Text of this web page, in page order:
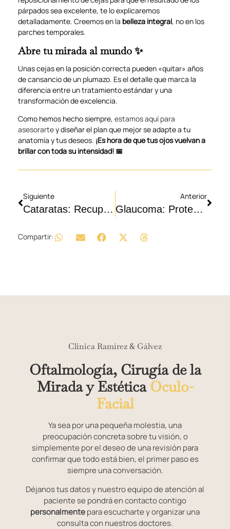
párpados sea excelente, te lo explicaremos
detalladamente. Creemos en la belleza integral, no en los
parches temporales.
Abre tu mirada al mundo ✨
Unas cejas en la posición correcta pueden «quitar» años
de cansancio de un plumazo. Es el detalle que marca la
diferencia entre un tratamiento estándar y una
transformación de excelencia.
Como hemos hecho siempre, estamos aquí para
asesorartey diseñar el plan que mejor se adapte a tu
anatomía y tus deseos. ¡Es hora de que tus ojos vuelvan a
brillar con toda su intensidad! 📅
Siguiente
Cataratas: Recupera la luz y la nitidez de tu vida 👁️✨
Anterior
Glaucoma: Protege tu visión del «enemigo silencioso» 👁️🛡️
Compartir:
Clínica Ramírez & Gálvez
Oftalmología, Cirugía de la
Mirada y EstéticaOculo-
Facial
Ya sea por una pequeña molestia, una
preocupación concreta sobre tu visión, o
simplemente por el deseo de una revisión para
confirmar que todo está bien, el primer paso es
siempre una conversación.
Déjanos tus datos y nuestro equipo de atención al
paciente se pondrá en contacto contigo
personalmentepara escucharte y organizar una
consulta con nuestros doctores.